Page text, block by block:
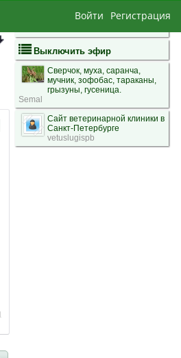
Выключить эфир
Сверчок, муха, саранча,
мучник, зофобас, тараканы,
грызуны, гусеница.
Semal
Сайт ветеринарной клиники в
Санкт-Петербурге
vetuslugispb
Войти Регистрация